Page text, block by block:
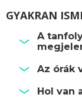
GYAKRAN
A
Az órák
Hol van